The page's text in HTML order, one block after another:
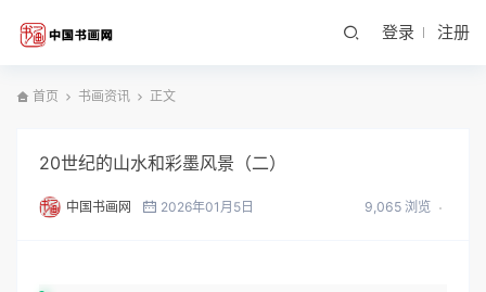
登录 注册
首页 书画资讯 正文
20世纪的山水和彩墨风景（二）
中国书画网 2026年01月5日 9,065 浏览